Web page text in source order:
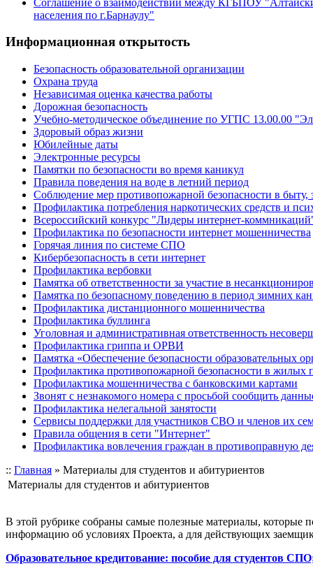
населения по г.Барнаулу"
Информационная открытость
Безопасность образовательной организации
Охрана труда
Независимая оценка качества работы
Дорожная безопасность
Учебно-методическое объединение по УГПС 13.00.00
Здоровый образ жизни
Юбилейные даты
Электронные ресурсы
Памятки по безопасности во время каникул
Правила поведения на воде в летний период
Соблюдение мер противопожарной безопасности в быту,
Профилактика потребления наркотических средств и
Всероссийский конкурс "Лидеры интернет-
Профилактика по безопасности интернет мошенничества
Горячая линия по системе СПО
Кибербезопасность в сети интернет
Профилактика вербовки
Памятка об ответственности за участие в
Памятка по безопасному поведению в период зимних
Профилактика дистанционного мошенничества
Профилактика буллинга
Уголовная и административная ответственность
Профилактика гриппа и ОРВИ
Памятка «Обеспечение безопасности образовательных
Профилактика противопожарной безопасности в жилых
Профилактика мошенничества с банковскими картами
Звонят с незнакомого номера с просьбой сообщить
Профилактика нелегальной занятости
Сервисы поддержки для участников СВО и членов их
Правила общения в сети "Интернет"
Профилактика вовлечения граждан в противоправную
:: Главная » Материалы для студентов и абитуриентов
Материалы для студентов и абитуриентов
В этой рубрике собраны самые полезные материалы,
информацию об условиях Проекта, а для действующих
Образовательное кредитование: пособие для студентов